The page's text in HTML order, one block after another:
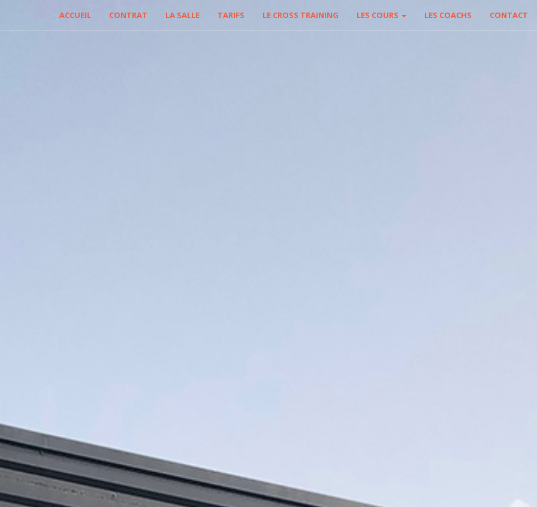
ACCUEIL CONTRAT LA SALLE TARIFS LE CROSS TRAINING LES COURS LES COACHS CONTACT